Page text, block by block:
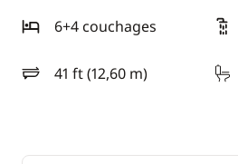
6+4 couchages
41 ft (12,60 m)
longueur